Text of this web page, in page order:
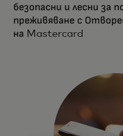
безопасни и лесни за
преживяване с
на Mastercard